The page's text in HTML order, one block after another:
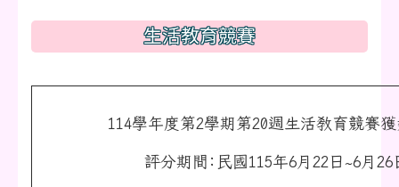
生活教育競賽
114學年度第2學期第20週生活教育競賽
評分期間:民國115年6月22日~6月26